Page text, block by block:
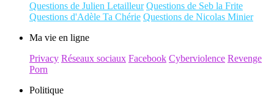
Questions de Julien Letailleur Questions de Seb la Frite
Questions d'Adèle Ta Chérie Questions de Nicolas Minier
Ma vie en ligne
Privacy Réseaux sociaux Facebook Cyberviolence Revenge
Porn
Politique